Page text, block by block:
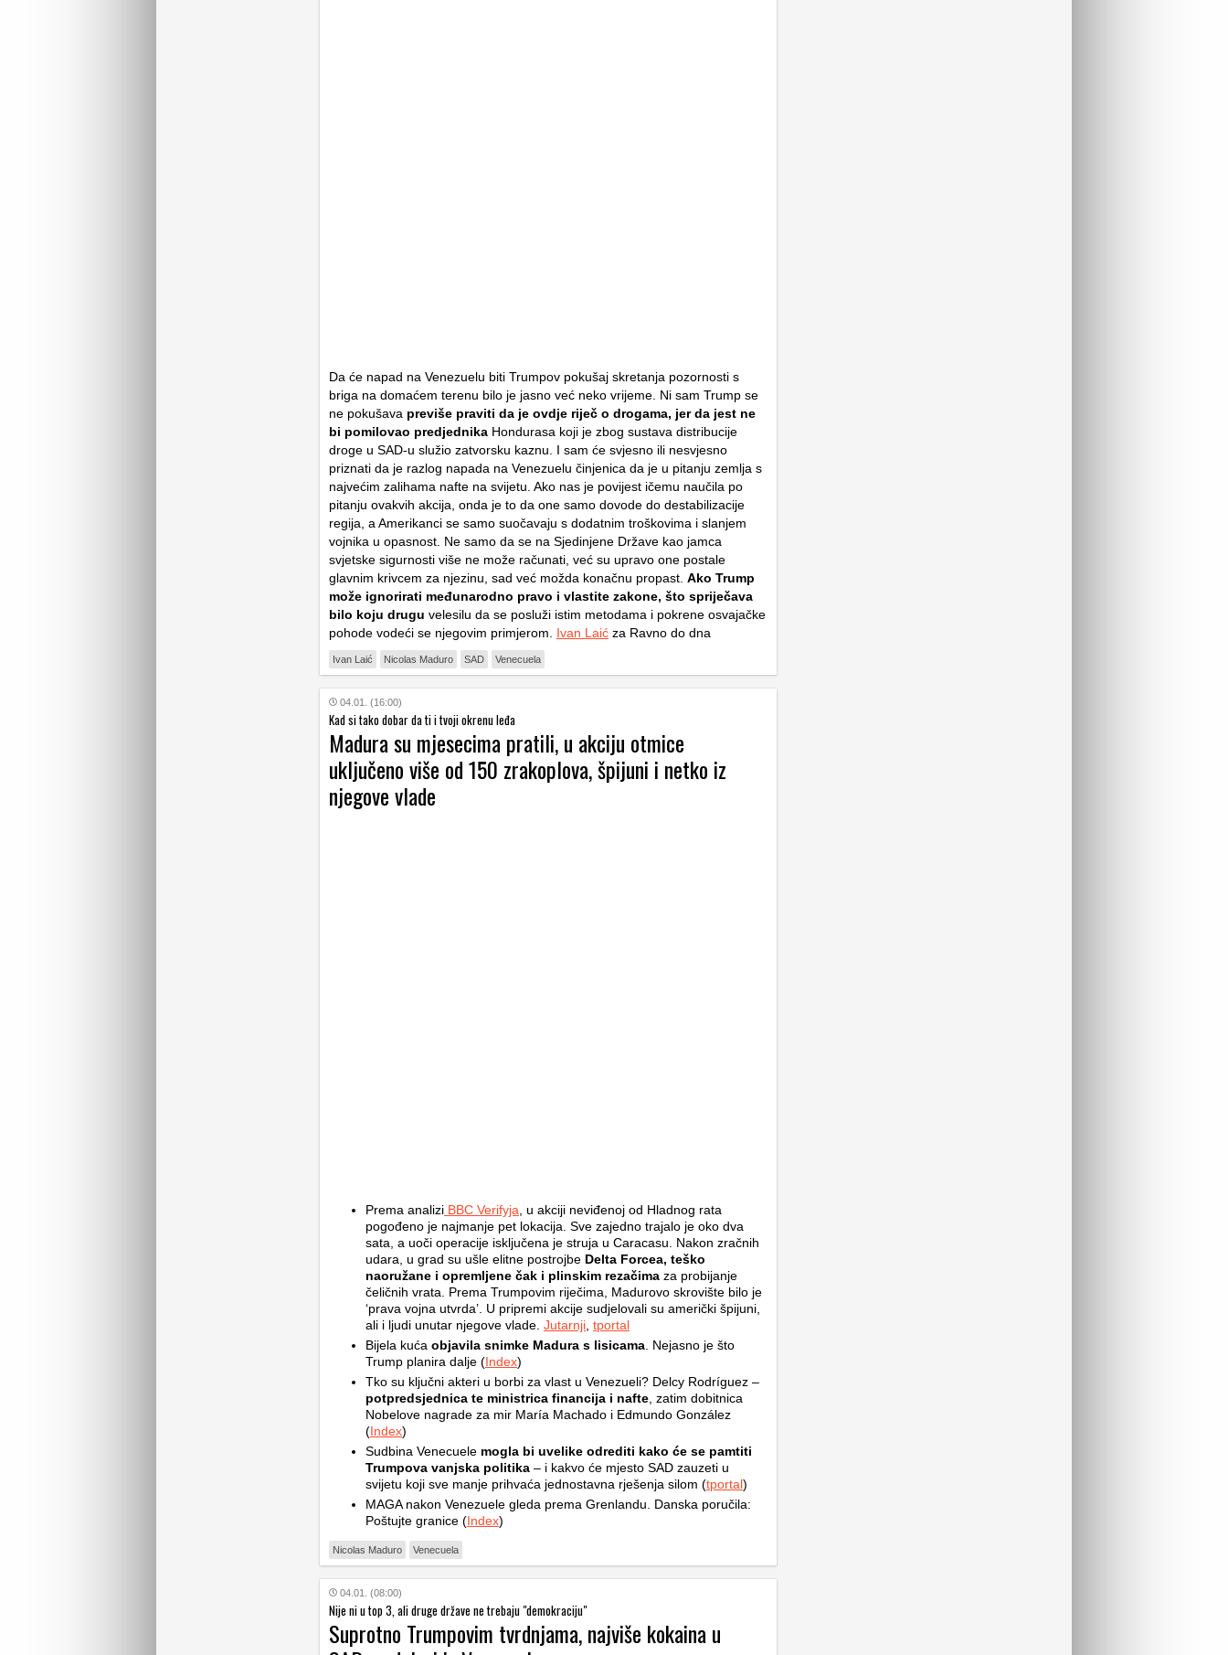
Da će napad na Venezuelu biti Trumpov pokušaj skretanja pozornosti s
briga na domaćem terenu bilo je jasno već neko vrijeme. Ni sam Trump se
ne pokušava previše praviti da je ovdje riječ o drogama, jer da jest ne
bi pomilovao predjednika Hondurasa koji je zbog sustava distribucije
droge u SAD-u služio zatvorsku kaznu. I sam će svjesno ili nesvjesno
priznati da je razlog napada na Venezuelu činjenica da je u pitanju zemlja s
najvećim zalihama nafte na svijetu. Ako nas je povijest ičemu naučila po
pitanju ovakvih akcija, onda je to da one samo dovode do destabilizacije
regija, a Amerikanci se samo suočavaju s dodatnim troškovima i slanjem
vojnika u opasnost. Ne samo da se na Sjedinjene Države kao jamca
svjetske sigurnosti više ne može računati, već su upravo one postale
glavnim krivcem za njezinu, sad već možda konačnu propast. Ako Trump
može ignorirati međunarodno pravo i vlastite zakone, što spriječava
bilo koju drugu velesilu da se posluži istim metodama i pokrene osvajačke
pohode vodeći se njegovim primjerom. Ivan Laić za Ravno do dna
Ivan Laić Nicolas Maduro SAD Venecuela
04.01. (16:00)
Kad si tako dobar da ti i tvoji okrenu leđa
Madura su mjesecima pratili, u akciju otmice
uključeno više od 150 zrakoplova, špijuni i netko iz
njegove vlade
Prema analizi BBC Verifyja , u akciji neviđenoj od Hladnog rata
pogođeno je najmanje pet lokacija. Sve zajedno trajalo je oko dva
sata, a uoči operacije isključena je struja u Caracasu. Nakon zračnih
udara, u grad su ušle elitne postrojbe Delta Forcea, teško
naoružane i opremljene čak i plinskim rezačima za probijanje
čeličnih vrata. Prema Trumpovim riječima, Madurovo skrovište bilo je
‘prava vojna utvrda’. U pripremi akcije sudjelovali su američki špijuni,
ali i ljudi unutar njegove vlade. Jutarnji tportal
Bijela kuća objavila snimke Madura s lisicama . Nejasno je što
Trump planira dalje (Index)
Tko su ključni akteri u borbi za vlast u Venezueli? Delcy Rodríguez –
potpredsjednica te ministrica financija i nafte , zatim dobitnica
Nobelove nagrade za mir María Machado i Edmundo González
(Index)
Sudbina Venecuele mogla bi uvelike odrediti kako će se pamtiti
Trumpova vanjska politika – i kakvo će mjesto SAD zauzeti u
svijetu koji sve manje prihvaća jednostavna rješenja silom (tportal)
MAGA nakon Venezuele gleda prema Grenlandu. Danska poručila:
Poštujte granice (Index)
Nicolas Maduro Venecuela
04.01. (08:00)
Nije ni u top 3, ali druge države ne trebaju "demokraciju"
Suprotno Trumpovim tvrdnjama, najviše kokaina u